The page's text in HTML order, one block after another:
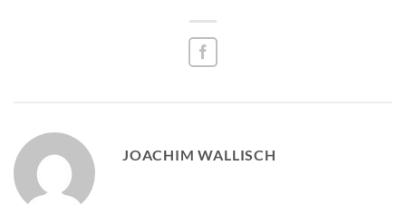
JOACHIM WALLISCH